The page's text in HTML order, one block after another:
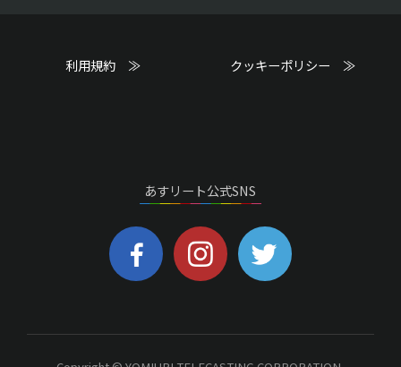
利用規約 ≫ クッキーポリシー ≫
あすリート公式SNS